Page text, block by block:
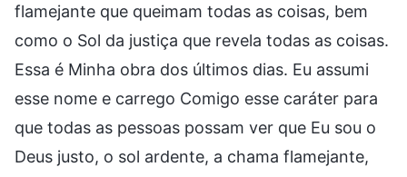
flamejante que queimam todas as coisas, bem
como o Sol da justiça que revela todas as coisas.
Essa é Minha obra dos últimos dias. Eu assumi
esse nome e carrego Comigo esse caráter para
que todas as pessoas possam ver que Eu sou o
Deus justo, o sol ardente, a chama flamejante,